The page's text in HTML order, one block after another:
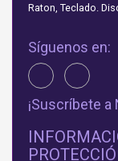
Raton, Teclado.
Síguenos en:
¡Suscríbete